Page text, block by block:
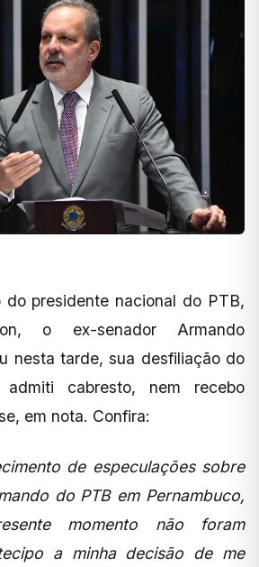
do presidente nacional do PTB,
o ex-senador Armando
nesta tarde, sua desfiliação do
admiti cabresto, nem recebo
em nota. Confira:
de especulações sobre
do PTB em Pernambuco,
momento não foram
a minha decisão de me